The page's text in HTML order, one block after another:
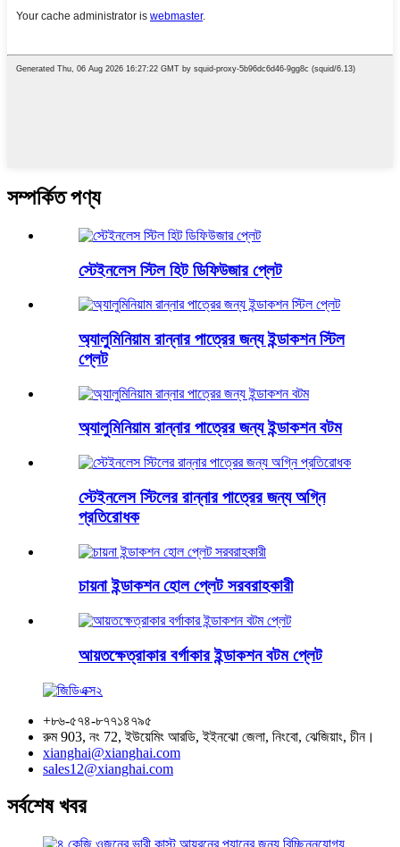
সম্পর্কিত পণ্য
স্টেইনলেস স্টিল হিট ডিফিউজার প্লেট
অ্যালুমিনিয়াম রান্নার পাত্রের জন্য ইন্ডাকশন স্টিল
প্লেট
অ্যালুমিনিয়াম রান্নার পাত্রের জন্য ইন্ডাকশন বটম
স্টেইনলেস স্টিলের রান্নার পাত্রের জন্য অগ্নি
প্রতিরোধক
চায়না ইন্ডাকশন হোল প্লেট সরবরাহকারী
আয়তক্ষেত্রাকার বর্গাকার ইন্ডাকশন বটম প্লেট
+৮৬-৫৭৪-৮৭৭১৪৭৯৫
রুম 903, নং 72, ইউয়েমিং আরডি, ইইনঝো জেলা, নিংবো, ঝেজিয়াং, চীন।
xianghai@xianghai.com
sales12@xianghai.com
সর্বশেষ খবর